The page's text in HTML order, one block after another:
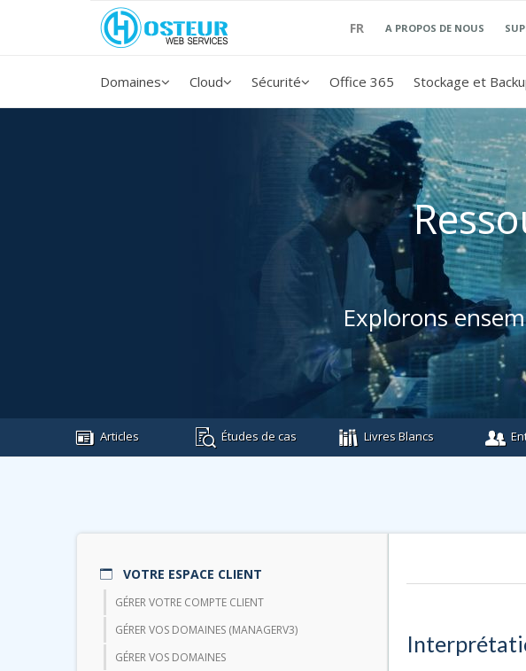
FR A PROPOS DE NOUS
Domaines Cloud Sécurité Office 365 Stockage et
Explorons
Articles Études de cas Livres Blancs
VOTRE ESPACE CLIENT
GÉRER VOTRE COMPTE CLIENT
GÉRER VOS DOMAINES (MANAGERV3)
GÉRER VOS DOMAINES